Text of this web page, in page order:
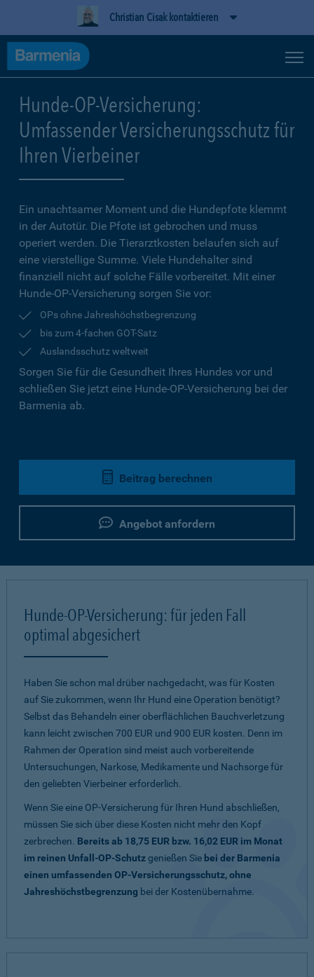
Christian Cisak kontaktieren
Hunde-OP-Versicherung:
Umfassender Versicherungsschutz für
Ihren Vierbeiner
Ein unachtsamer Moment und die Hundepfote klemmt
in der Autotür. Die Pfote ist gebrochen und muss
operiert werden. Die Tierarztkosten belaufen sich auf
eine vierstellige Summe. Viele Hundehalter sind
finanziell nicht auf solche Fälle vorbereitet. Mit einer
Hunde-OP-Versicherung sorgen Sie vor:
OPs ohne Jahreshöchstbegrenzung
bis zum 4-fachen GOT-Satz
Auslandsschutz weltweit
Sorgen Sie für die Gesundheit Ihres Hundes vor und
schließen Sie jetzt eine Hunde-OP-Versicherung bei der
Barmenia ab.
Beitrag berechnen
Angebot anfordern
Hunde-OP-Versicherung: für jeden Fall
optimal abgesichert
Haben Sie schon mal drüber nachgedacht, was für Kosten
auf Sie zukommen, wenn Ihr Hund eine Operation benötigt?
Selbst das Behandeln einer oberflächlichen Bauchverletzung
kann leicht zwischen 700 EUR und 900 EUR kosten. Denn im
Rahmen der Operation sind meist auch vorbereitende
Untersuchungen, Narkose, Medikamente und Nachsorge für
den geliebten Vierbeiner erforderlich.
Wenn Sie eine OP-Versicherung für Ihren Hund abschließen,
müssen Sie sich über diese Kosten nicht mehr den Kopf
zerbrechen. Bereits ab 18,75 EUR bzw. 16,02 EUR im Monat
im reinen Unfall-OP-Schutzgenießen Sie bei der Barmenia
einen umfassenden OP-Versicherungsschutz, ohne
Jahreshöchstbegrenzung bei der Kostenübernahme.